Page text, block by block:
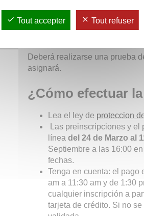
Consulte:las tarifas de los
Tramites
Deberá realizarse una prueba
asignará.
¿Cómo efectuar
Lea el ley de proteccion
Las preinscripciones y
línea del 24 de Marzo al
Septiembre a las 16:00
fechas.
Tenga en cuenta: el pago
am a 11:30 am y de 1:30
cualquier inscripción a
tarjeta de crédito. Si no
Tout accepter Tout refuser